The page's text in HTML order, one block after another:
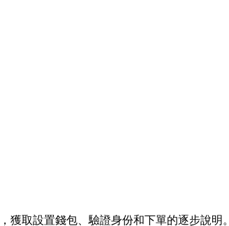
，獲取設置錢包、驗證身份和下單的逐步說明。